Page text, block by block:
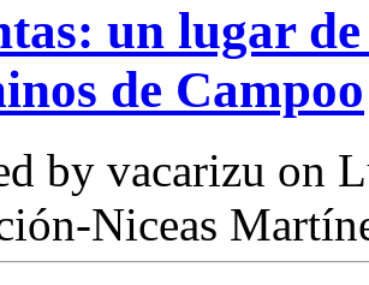
un lugar
de Campoo
by vacarizu on
Niceas